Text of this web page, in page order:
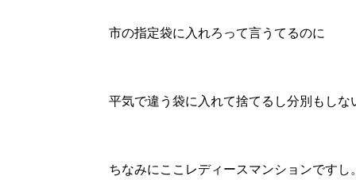
市の指定袋に入れろって言うてるのに
平気で違う袋に入れて捨てるし分別もしな
ちなみにここレディースマンションですし